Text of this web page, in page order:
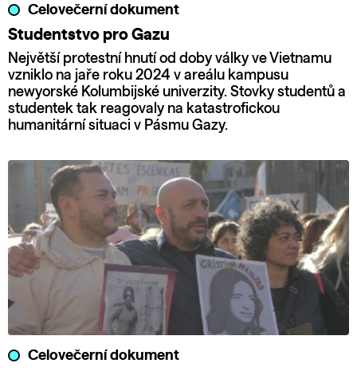
Celovečerní dokument
Studentstvo pro Gazu
Největší protestní hnutí od doby války ve Vietnamu
vzniklo na jaře roku 2024 v areálu kampusu
newyorské Kolumbijské univerzity. Stovky studentů a
studentek tak reagovaly na katastrofickou
humanitární situaci v Pásmu Gazy.
Celovečerní dokument